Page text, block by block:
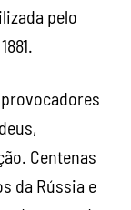
pelo
Centenas
da Rússia e